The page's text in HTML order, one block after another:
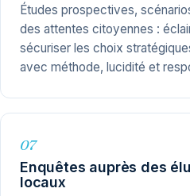
Études prospectives,
des attentes citoyennes :
sécuriser les choix
avec méthode, lucidité et
07
Enquêtes auprès des
locaux